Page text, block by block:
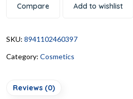
Compare Add to wishlist
SKU: 8941102460397
Category: Cosmetics
Reviews (0)